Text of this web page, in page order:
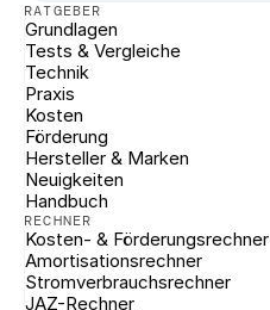
RATGEBER
Grundlagen
Tests & Vergleiche
Technik
Praxis
Kosten
Förderung
Hersteller & Marken
Neuigkeiten
Handbuch
RECHNER
Kosten- & Förderungsrechner
Amortisationsrechner
Stromverbrauchsrechner
JAZ-Rechner